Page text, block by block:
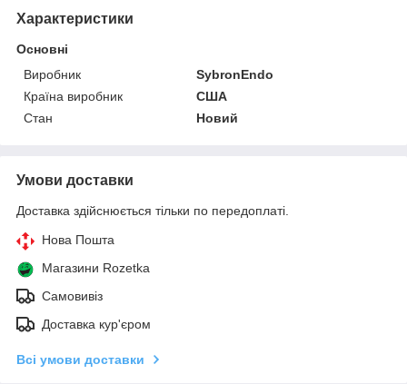
Характеристики
Основні
Виробник
SybronEndo
Країна виробник
США
Стан
Новий
Умови доставки
Доставка здійснюється тільки по передоплаті.
Нова Пошта
Магазини Rozetka
Самовивіз
Доставка кур'єром
Всі умови доставки